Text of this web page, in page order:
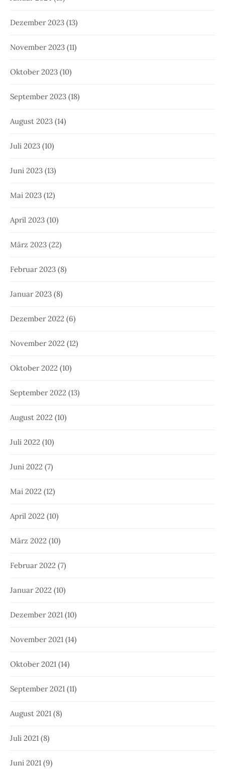
Dezember 2023 (13)
November 2023 (11)
Oktober 2023 (10)
September 2023 (18)
August 2023 (14)
Juli 2023 (10)
Juni 2023 (13)
Mai 2023 (12)
April 2023 (10)
März 2023 (22)
Februar 2023 (8)
Januar 2023 (8)
Dezember 2022 (6)
November 2022 (12)
Oktober 2022 (10)
September 2022 (13)
August 2022 (10)
Juli 2022 (10)
Juni 2022 (7)
Mai 2022 (12)
April 2022 (10)
März 2022 (10)
Februar 2022 (7)
Januar 2022 (10)
Dezember 2021 (10)
November 2021 (14)
Oktober 2021 (14)
September 2021 (11)
August 2021 (8)
Juli 2021 (8)
Juni 2021 (9)